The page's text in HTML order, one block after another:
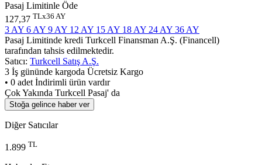
Pasaj Limitinle Öde
127,37 TLx36 AY
3 AY 6 AY 9 AY 12 AY 15 AY 18 AY 24 AY 36 AY
Pasaj Limitinde kredi Turkcell Finansman A.Ş. (Financell)
tarafından tahsis edilmektedir.
Satıcı: Turkcell Satış A.Ş.
3 İş gününde kargoda Ücretsiz Kargo
• 0 adet İndirimli ürün vardır
Çok Yakında Turkcell Pasaj' da
Stoğa gelince haber ver
Diğer Satıcılar
1.899 TL